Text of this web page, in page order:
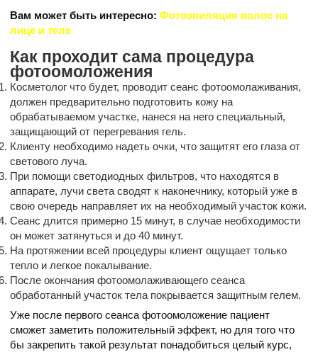
Вам может быть интересно: Фотоэпиляция волос на
лице и теле
Как проходит сама процедура
фотоомоложения
Косметолог что будет, проводит сеанс фотоомолаживания,
должен предварительно подготовить кожу на
обрабатываемом участке, нанеся на него специальный,
защищающий от перегревания гель.
Клиенту необходимо надеть очки, что защитят его глаза от
светового луча.
При помощи светодиодных фильтров, что находятся в
аппарате, лучи света сводят к наконечнику, который уже в
свою очередь направляет их на необходимый участок кожи.
Сеанс длится примерно 15 минут, в случае необходимости
он может затянуться и до 40 минут.
На протяжении всей процедуры клиент ощущает только
тепло и легкое покалывание.
После окончания фотоомолаживающего сеанса
обработанный участок тела покрывается защитным гелем.
Уже после первого сеанса фотоомоложение пациент
сможет заметить положительный эффект, но для того что
бы закрепить такой результат понадобиться целый курс,